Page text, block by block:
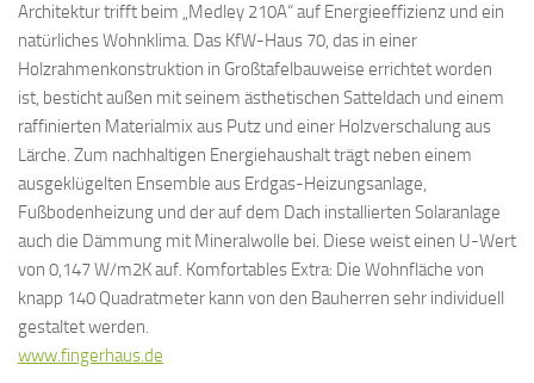
Architektur trifft beim „Medley 210A“ auf Energieeffizienz und ein
natürliches Wohnklima. Das KfW-Haus 70, das in einer
Holzrahmenkonstruktion in Großtafelbauweise errichtet worden
ist, besticht außen mit seinem ästhetischen Satteldach und einem
raffinierten Materialmix aus Putz und einer Holzverschalung aus
Lärche. Zum nachhaltigen Energiehaushalt trägt neben einem
ausgeklügelten Ensemble aus Erdgas-Heizungsanlage,
Fußbodenheizung und der auf dem Dach installierten Solaranlage
auch die Dämmung mit Mineralwolle bei. Diese weist einen U-Wert
von 0,147 W/m2K auf. Komfortables Extra: Die Wohnfläche von
knapp 140 Quadratmeter kann von den Bauherren sehr individuell
gestaltet werden.
www.fingerhaus.de